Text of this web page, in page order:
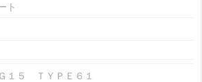
ト
１５ ＴＹＰＥ６１